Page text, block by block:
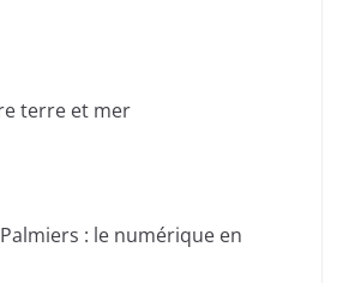
terre et mer
: le numérique en